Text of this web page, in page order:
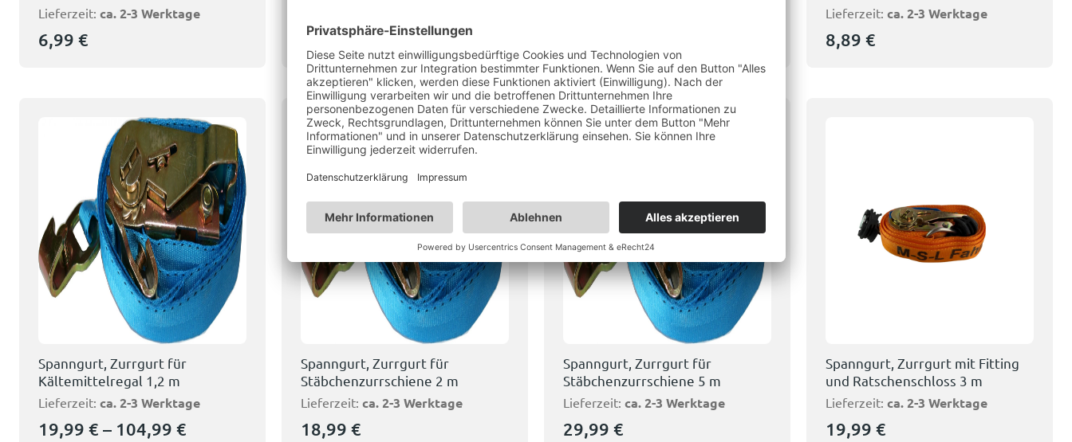
Lieferzeit: ca. 2-3 Werktage
6,99 € 7,99€
Lieferzeit: ca. 2-3 Werktage
8,89 €
Spanngurt, Zurrgurt für
Kältemittelregal 1,2 m
Lieferzeit: ca. 2-3 Werktage
19,99 € – 104,99 €
Spanngurt, Zurrgurt für
Stäbchenzurrschiene 2 m
Lieferzeit: ca. 2-3 Werktage
18,99 €
Spanngurt, Zurrgurt für
Stäbchenzurrschiene 5 m
Lieferzeit: ca. 2-3 Werktage
29,99 €
Spanngurt, Zurrgurt mit Fitting
und Ratschenschloss 3 m
Lieferzeit: ca. 2-3 Werktage
19,99 €